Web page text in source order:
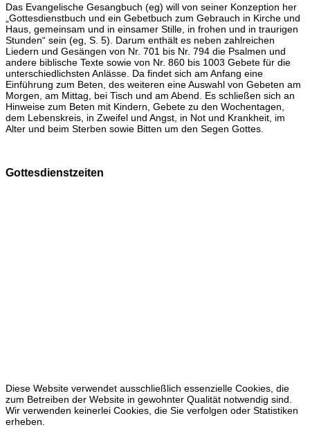
Das Evangelische Gesangbuch (eg) will von seiner Konzeption her
„Gottesdienstbuch und ein Gebetbuch zum Gebrauch in Kirche und
Haus, gemeinsam und in einsamer Stille, in frohen und in traurigen
Stunden“ sein (eg, S. 5). Darum enthält es neben zahlreichen
Liedern und Gesängen von Nr. 701 bis Nr. 794 die Psalmen und
andere biblische Texte sowie von Nr. 860 bis 1003 Gebete für die
unterschiedlichsten Anlässe. Da findet sich am Anfang eine
Einführung zum Beten, des weiteren eine Auswahl von Gebeten am
Morgen, am Mittag, bei Tisch und am Abend. Es schließen sich an
Hinweise zum Beten mit Kindern, Gebete zu den Wochentagen,
dem Lebenskreis, in Zweifel und Angst, in Not und Krankheit, im
Alter und beim Sterben sowie Bitten um den Segen Gottes.
Gottesdienstzeiten
Diese Website verwendet ausschließlich essenzielle Cookies, die
zum Betreiben der Website in gewohnter Qualität notwendig sind.
Wir verwenden keinerlei Cookies, die Sie verfolgen oder Statistiken
erheben.